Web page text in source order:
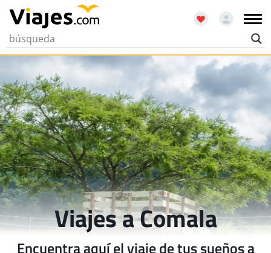
Viajes a Comala
Encuentra aquí el viaje de tus sueños a